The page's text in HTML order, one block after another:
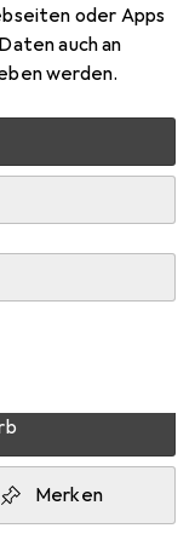
oder Apps
auch an
werden.
Canon
Merken